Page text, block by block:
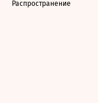
Распространение